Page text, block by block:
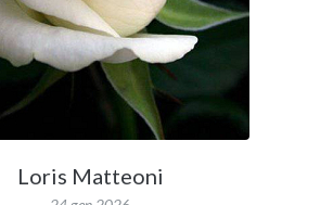
Loris Matteoni